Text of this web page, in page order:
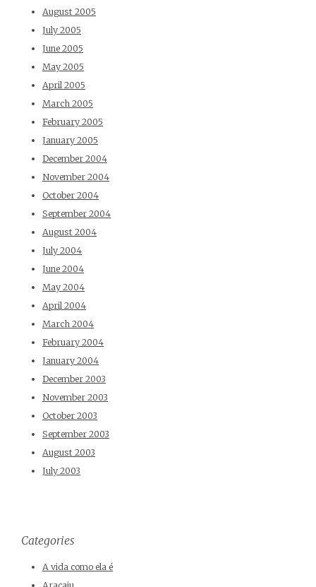
August 2005
July 2005
June 2005
May 2005
April 2005
March 2005
February 2005
January 2005
December 2004
November 2004
October 2004
September 2004
August 2004
July 2004
June 2004
May 2004
April 2004
March 2004
February 2004
January 2004
December 2003
November 2003
October 2003
September 2003
August 2003
July 2003
Categories
A vida como ela é